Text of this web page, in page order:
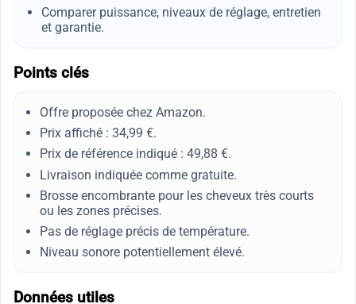
Comparer puissance, niveaux de réglage, entretien
et garantie.
Points clés
Offre proposée chez Amazon.
Prix affiché : 34,99 €.
Prix de référence indiqué : 49,88 €.
Livraison indiquée comme gratuite.
Brosse encombrante pour les cheveux très courts
ou les zones précises.
Pas de réglage précis de température.
Niveau sonore potentiellement élevé.
Données utiles